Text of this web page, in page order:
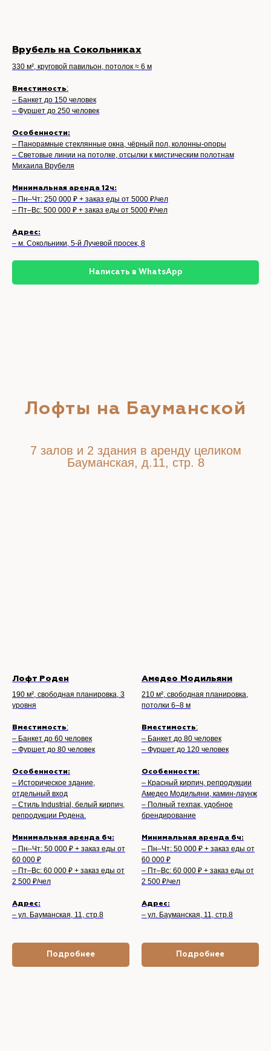
Врубель на Сокольниках
330 м², круговой павильон, потолок ≈ 6 м
Вместимость:
– Банкет до 150 человек
– Фуршет до 250 человек
Особенности:
– Панорамные стеклянные окна, чёрный пол, колонны-опоры
– Световые линии на потолке, отсылки к мистическим полотнам
Михаила Врубеля
Минимальная аренда 12ч:
– Пн–Чт: 250 000 ₽ + заказ еды от 5000 ₽/чел
– Пт–Вс: 500 000 ₽ + заказ еды от 5000 ₽/чел
Адрес:
– м. Сокольники, 5-й Лучевой просек, 8
Написать в WhatsApp
Лофты на Бауманской
7 залов и 2 здания в аренду целиком
Бауманская, д.11, стр. 8
Лофт Роден
190 м², свободная планировка, 3
уровня
Вместимость:
– Банкет до 60 человек
– Фуршет до 80 человек
Особенности:
– Историческое здание,
отдельный вход
– Стиль Industrial, белый кирпич,
репродукции Родена.
Минимальная аренда 6ч:
– Пн–Чт: 50 000 ₽ + заказ еды от
60 000 ₽
– Пт–Вс: 60 000 ₽ + заказ еды от
2 500 ₽/чел
Адрес:
– ул. Бауманская, 11, стр.8
Подробнее
Амедео Модильяни
210 м², свободная планировка,
потолки 6–8 м
Вместимость:
– Банкет до 80 человек
– Фуршет до 120 человек
Особенности:
– Красный кирпич, репродукции
Амедео Модильяни, камин-лаунж
– Полный техпак, удобное
брендирование
Минимальная аренда 6ч:
– Пн–Чт: 50 000 ₽ + заказ еды от
60 000 ₽
– Пт–Вс: 60 000 ₽ + заказ еды от
2 500 ₽/чел
Адрес:
– ул. Бауманская, 11, стр.8
Подробнее